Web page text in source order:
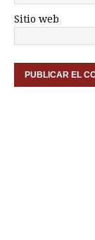
Sitio web